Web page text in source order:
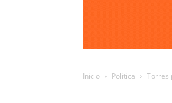
Inicio Politica Torres